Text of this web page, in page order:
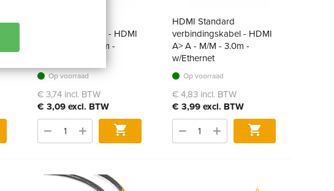
verbindingskabel - HDMI
A> A - M/M - 2.0m -
Op voorraad
€ 3,74 incl. BTW
€ 3,09 excl. BTW
Bestel
HDMI Standard
verbindingskabel - HDMI
A> A - M/M - 3.0m -
w/Ethernet
Op voorraad
€ 4,83 incl. BTW
€ 3,99 excl. BTW
Bestel